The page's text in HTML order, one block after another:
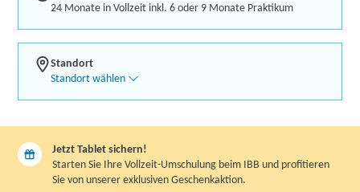
24 Monate in Vollzeit inkl. 6 oder 9 Monate Praktikum
Standort
Standort wählen
Jetzt Tablet sichern!
Starten Sie Ihre Vollzeit-Umschulung beim IBB und profitieren
Sie von unserer exklusiven Geschenkaktion.